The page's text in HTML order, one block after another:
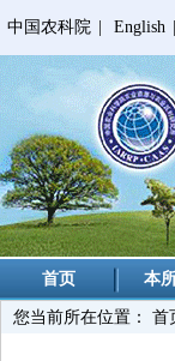
中国农科院 English
首页 本
您当前所在位置： 首